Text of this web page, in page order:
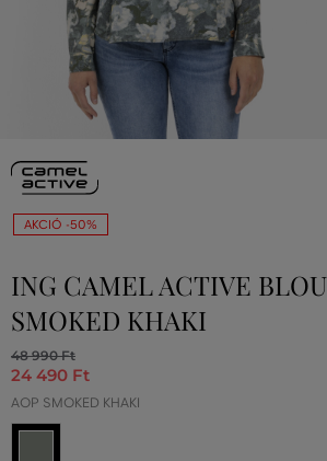
AKCIÓ -50%
ING CAMEL ACTIVE
SMOKED KHAKI
48 990 Ft
24 490 Ft
AOP SMOKED KHAKI